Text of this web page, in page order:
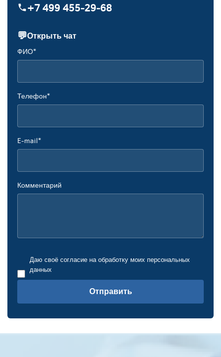
+7 499 455‑29‑68
💬Открыть чат
ФИО*
Телефон*
E-mail*
Комментарий
Даю своё согласие на обработку моих персональных
данных
Отправить